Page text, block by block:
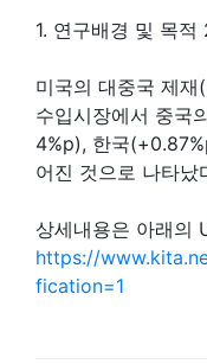
1. 연구배경 및 목
미국의 대중국 제
수입시장에서 중국
4%p), 한국
어진 것으로 나타났
상세내용은 아래의
https://
fication=1